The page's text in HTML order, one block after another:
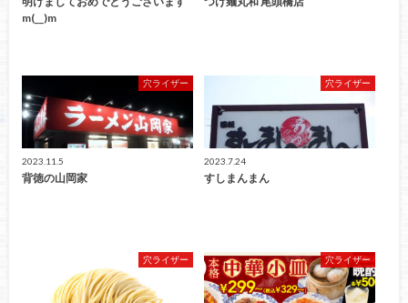
m(__)m
穴ライザー
2023.11.5
背徳の山岡家
穴ライザー
2023.7.24
すしまんまん
穴ライザー 穴ライザー